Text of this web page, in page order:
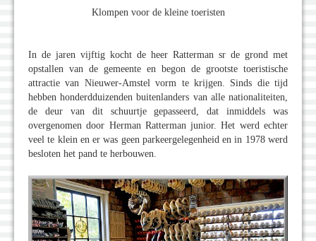
Klompen voor de kleine toeristen
In de jaren vijftig kocht de heer Ratterman sr de grond met
opstallen van de gemeente en begon de grootste toeristische
attractie van Nieuwer-Amstel vorm te krijgen. Sinds die tijd
hebben honderdduizenden buitenlanders van alle nationaliteiten,
de deur van dit schuurtje gepasseerd, dat inmiddels was
overgenomen door Herman Ratterman junior. Het werd echter
veel te klein en er was geen parkeergelegenheid en in 1978 werd
besloten het pand te herbouwen.